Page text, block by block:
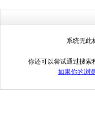
系统无此
你还可以尝试通过搜索
如果你的浏